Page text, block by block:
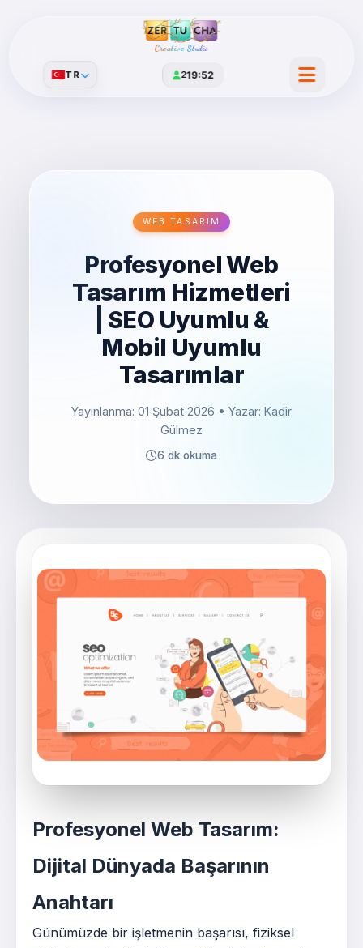
Creative Studio
219:52
🇹🇷TR
WEB TASARIM
Profesyonel Web
Tasarım Hizmetleri
| SEO Uyumlu &
Mobil Uyumlu
Tasarımlar
Yayınlanma: 01 Şubat 2026 • Yazar: Kadir
Gülmez
6 dk okuma
Profesyonel Web Tasarım:
Dijital Dünyada Başarının
Anahtarı
Günümüzde bir işletmenin başarısı, fiziksel